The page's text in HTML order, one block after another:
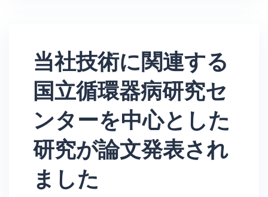
当社技術に関連する
国立循環器病研究セ
ンターを中心とした
研究が論文発表され
ました